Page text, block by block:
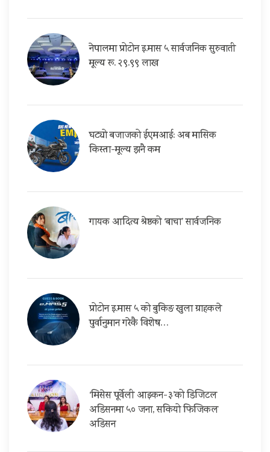
नेपालमा प्रोटोन इ.मास ५ सार्वजनिक सुरुवाती
मूल्य रू. २९.९९ लाख
घट्यो बजाजको ईएमआई: अब मासिक
किस्ता-मूल्य झनै कम
गायक आदित्य श्रेष्ठको ‘बाचा’ सार्वजनिक
प्रोटोन इ.मास ५ को बुकिङ खुला ग्राहकले
पुर्वानुमान गरेकै विशेष…
‘मिसेस पूर्वेली आइकन-३’को डिजिटल
अडिसनमा ५० जना, सकियो फिजिकल
अडिसन